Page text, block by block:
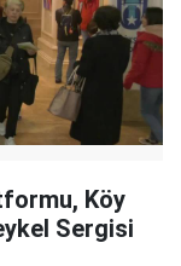
Köy
Sergisi